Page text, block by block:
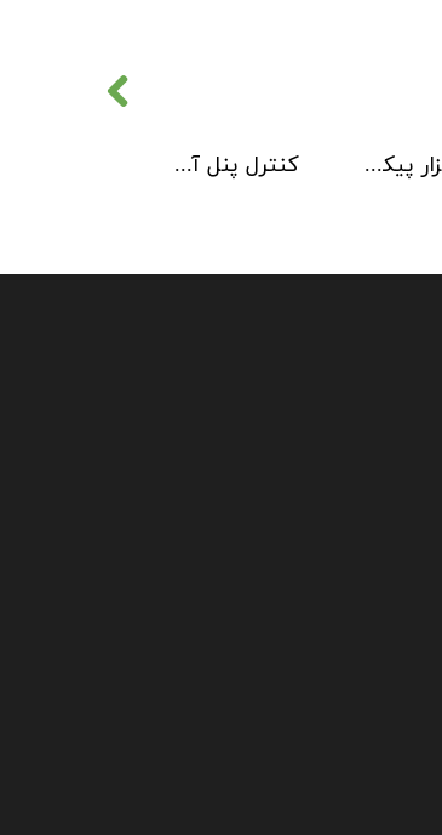
کنترل پنل آدرس پذیر Kentec مدل Taktis 4 Loop نرم افزار پیکربندی سیستم آدرس پذیر 2 Loop Explorer